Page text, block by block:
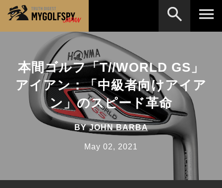
本間ゴルフ「T//WORLD GS」
アイアン：「中級者向けアイア
ン」のスピード革命
BYJOHN BARBA
May 02, 2021
MOST WANTED テストランキング
NEW RELEASES 新製品情報
HOW TO ゴルフ上達・実践テクニック
テスト・データ検証
ゴルフニュース
※メーカー名やクラブ名など、検索したい事柄を入
力してください。
検索